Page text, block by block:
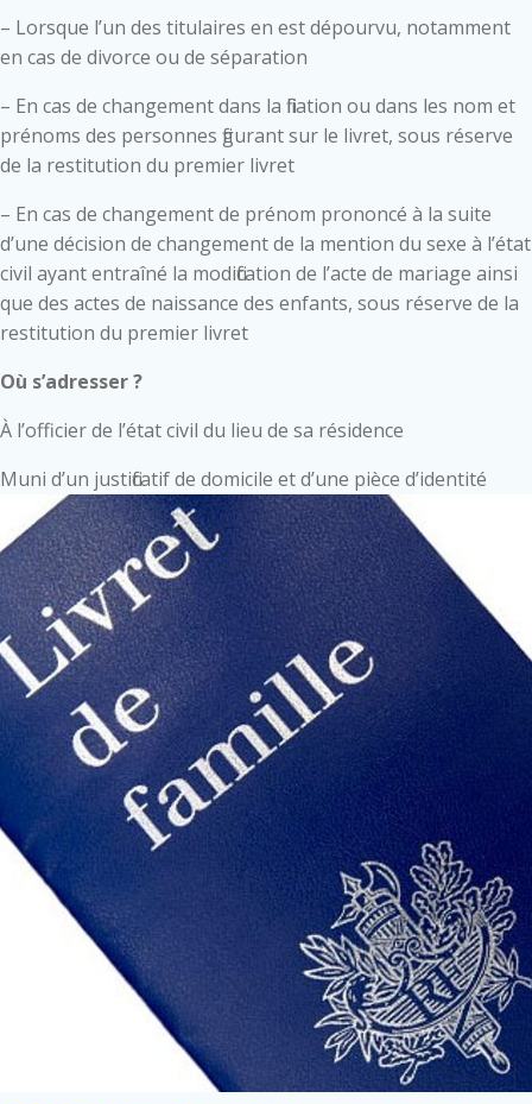
– Lorsque l’un des titulaires en est dépourvu, notamment
en cas de divorce ou de séparation
– En cas de changement dans la filiation ou dans les nom et
prénoms des personnes figurant sur le livret, sous réserve
de la restitution du premier livret
– En cas de changement de prénom prononcé à la suite
d’une décision de changement de la mention du sexe à l’état
civil ayant entraîné la modification de l’acte de mariage ainsi
que des actes de naissance des enfants, sous réserve de la
restitution du premier livret
Où s’adresser ?
À l’officier de l’état civil du lieu de sa résidence
Muni d’un justificatif de domicile et d’une pièce d’identité